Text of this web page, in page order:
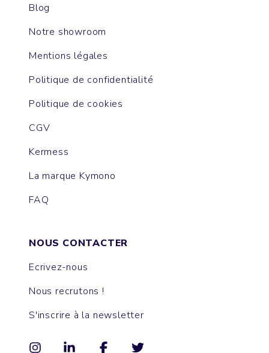
Blog
Notre showroom
Mentions légales
Politique de confidentialité
Politique de cookies
CGV
Kermess
La marque Kymono
FAQ
NOUS CONTACTER
Ecrivez-nous
Nous recrutons !
S'inscrire à la newsletter